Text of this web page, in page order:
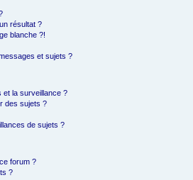
résultat ?
blanche ?!
et sujets ?
et la surveillance ?
des sujets ?
de sujets ?
forum ?
?